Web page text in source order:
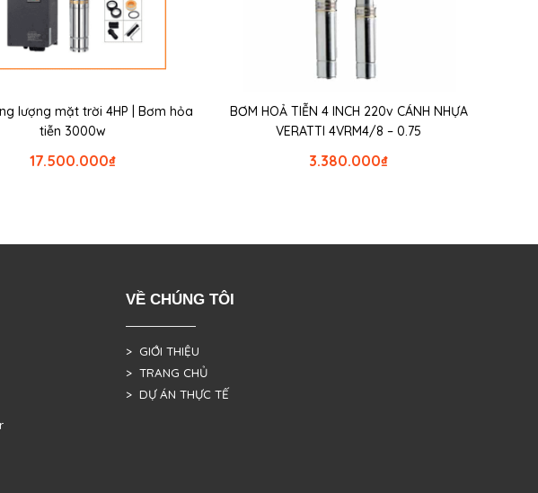
lượng mặt trời 4HP | Bơm hỏa
tiễn 3000w
₫
17.500.000
BƠM HOẢ TIỄN 4 INCH 220v CÁNH NHỰA
VERATTI 4VRM4/8 – 0.75
₫
3.380.000
VỀ CHÚNG TÔI
> GIỚI THIỆU
> TRANG CHỦ
> DỰ ÁN THỰC TẾ